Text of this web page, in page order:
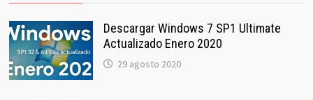
Descargar Windows 7 SP1 Ultimate
Actualizado Enero 2020
29 agosto 2020